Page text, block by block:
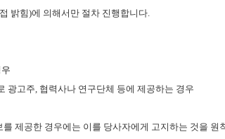
밝힘)에 의해서만 절차 진행합니다.
광고주, 협력사나 연구단체 등에 제공하는 경우
제공한 경우에는 이를 당사자에게 고지하는 것을 원